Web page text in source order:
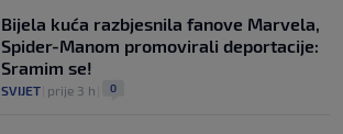
Bijela kuća razbjesnila fanove Marvela,
Spider-Manom promovirali deportacije:
Sramim se!
SVIJET prije 3 h 0